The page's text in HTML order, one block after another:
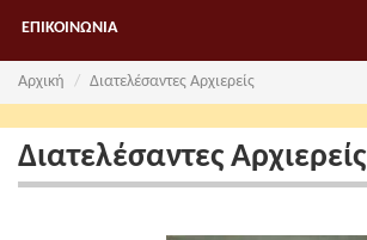
ΕΠΙΚΟΙΝΩΝΙΑ
Αρχική Διατελέσαντες Αρχιερείς
Διατελέσαντες Αρχιερείς